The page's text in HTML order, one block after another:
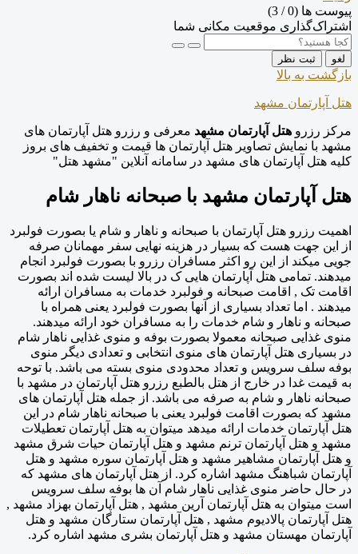
پیوست ها (0
/ 3)
اشتراک‌گذاری موقعیت مکانی شما
لغو ثبت نظر
بازگشت به بالا
هتل آپارتمان مشهد
مرکز رزرو هتل آپارتمان مشهد معرفی و رزرو هتل آپارتمان های
مشهد با نمایش تصاویر هتل آپارتمان ها قیمت و تخفیف های بروز
کلیه هتل آپارتمان های مشهد در سامانه آنلاین "مشهد هتل"
هتل آپارتمان مشهد با صبحانه ناهار شام
اهمیت رزرو هتل آپارتمان با صبحانه و ناهار و شام یا بصورت فولبرد
از این جهت هست که بسیار در هزینه نهایی سفر مهمانان صرفه
جویی میکند از این رو اکثر مسافران رزرو با بصورت فولبرد انجام
میدهند. تمامی هتل آپارتمان هایی ک در بالا لیست شده اند بصورت
اقامت تک , اقامت صبحانه و فولبرد خدمات به مسافران ارائه
میدهند . اما تعداد بسیاری از آنها بصورت فولبرد یعنی همراه با
صبحانه و ناهار و شام خدمات را به مسافران خود ارائه میدهند.
منوی غذایی صبحانه معمولا بصورت بوفه و منوی غذایی ناهار شام
در بسیاری هتل آپارتمان های منوی انتخابی و تعدادی دیگر منوی
بوفه سلف سرویس و تعداد محدودی منوی بسته می باشد. با توحه
به قیمت غدا در خارج از هتل بالطبع رزرو هتل آپارتمان در مشهد با
صبحانه ناهار و شام به صرفه می باشد. از جمله هتل آپارتمان های
مشهد که بصورت اقامت فولبرد یعنی با صبحانه ناهار شام در این
هتل آپارتمان خدمات ارائه میدهد میتوان به هتل آپارتمان تعطیلات
مشهد و هتل آپارتمان ترنم مشهد و هتل آپارتمان حیات شرق مشهد
و هتل آپارتمان مشاهیر مشهد و هتل آپارتمان سوره مشهد و هتل
آپارتمان شباهنگ مشهد اشاره کرد. از هتل آپارتمان های مشهد که
در حال حاضر منوی غذایی ناهار شام آن ها بوفه سلف سرویس
است میتوان به هتل آپارتمان آرین مشهد , هتل آپارتمان بهزاد مشهد ,
هتل آپارتمان پالادیوم مشهد , هتل آپارتمان ستارگان مشهد و هتل
آپارتمان مهستان مشهد و هتل آپارتمان بشری مشهد اشاره کرد.